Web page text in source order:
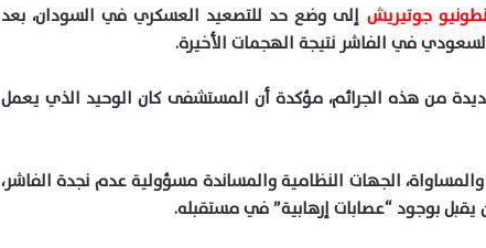
جوتيريش إلى وضع حد للتصعيد العسكري في السودان، بعد
من هذه الجرائم، مؤكدة أن المستشفى كان الوحيد الذي يعمل
الجهات النظامية والمساندة مسؤولية عدم نجدة الفاشر،
يقبل بوجود “عصابات إرهابية” في مستقبله.